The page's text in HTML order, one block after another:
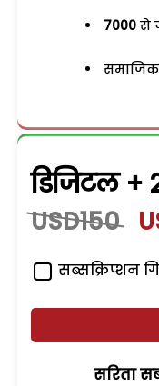
7000 से
डिजिटल +
USD150
सब्सक्रिप्शन
सरिता